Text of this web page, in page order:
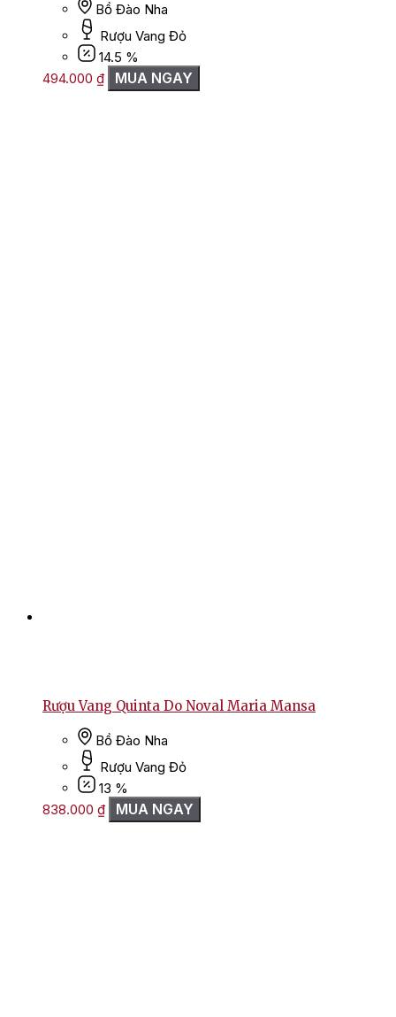
Bồ Đào Nha
Rượu Vang Đỏ
14.5 %
494.000 ₫ MUA NGAY
Rượu Vang Quinta Do Noval Maria Mansa
Bồ Đào Nha
Rượu Vang Đỏ
13 %
838.000 ₫ MUA NGAY